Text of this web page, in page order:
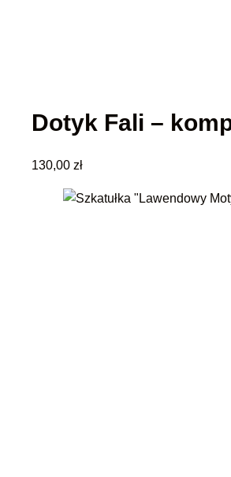
Dotyk Fali –
130,00 zł